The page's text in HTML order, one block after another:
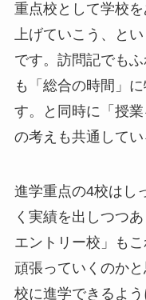
重点校として学校
上げていこう、と
です。訪問記でも
も「総合の時間」
す。と同時に「授
の考えも共通してい
進学重点の4校はし
く実績を出しつつ
エントリー校」も
頑張っていくのか
校に進学できるよ